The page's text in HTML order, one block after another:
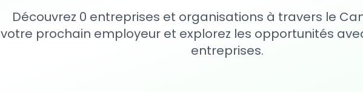
Découvrez 0 entreprises et organisations à travers le
votre prochain employeur et explorez les opportunités
entreprises.